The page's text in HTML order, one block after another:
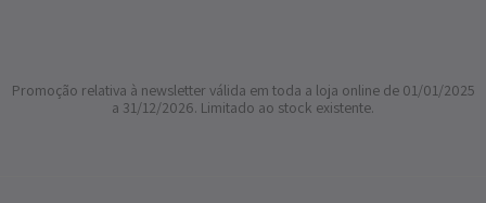
Promoção relativa à newsletter válida em toda a loja online de 01/01/2025
a 31/12/2026. Limitado ao stock existente.